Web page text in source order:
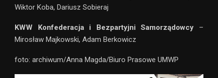
Wiktor Koba, Dariusz Sobieraj
KWW Konfederacja i Bezpartyjni Samorządowcy –
Mirosław Majkowski, Adam Berkowicz
foto: archiwum/Anna Magda/Biuro Prasowe UMWP